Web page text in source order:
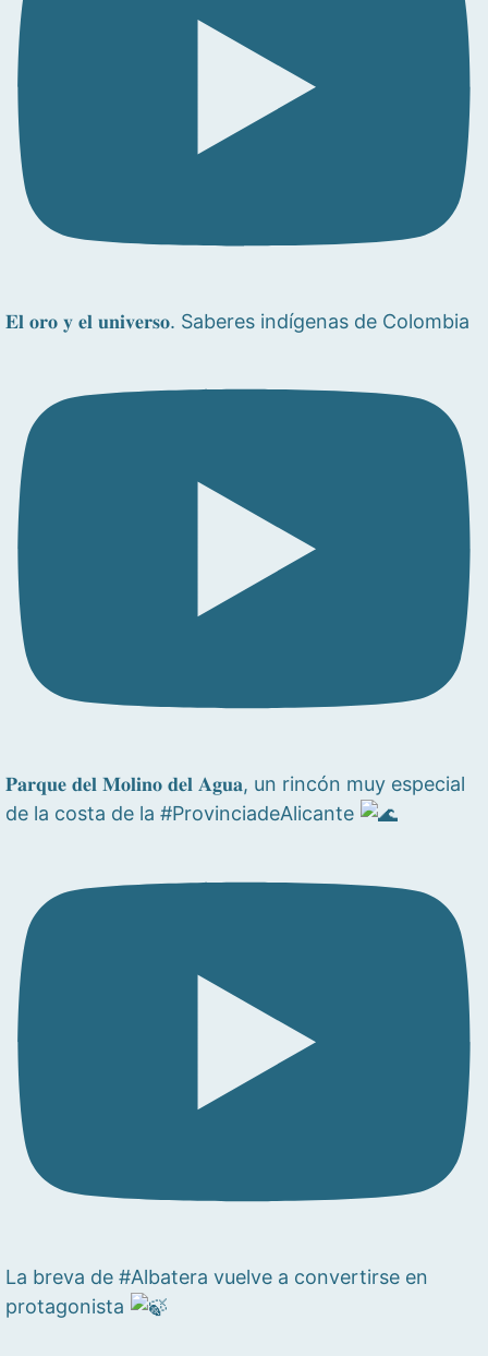
𝐄𝐥 𝐨𝐫𝐨 𝐲 𝐞𝐥 𝐮𝐧𝐢𝐯𝐞𝐫𝐬𝐨. Saberes indígenas de Colombia
𝐏𝐚𝐫𝐪𝐮𝐞 𝐝𝐞𝐥 𝐌𝐨𝐥𝐢𝐧𝐨 𝐝𝐞𝐥 𝐀𝐠𝐮𝐚, un rincón muy especial
de la costa de la #ProvinciadeAlicante
La breva de #Albatera vuelve a convertirse en
protagonista